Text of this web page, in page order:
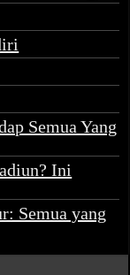
Semua Yang
Ini
Semua yang